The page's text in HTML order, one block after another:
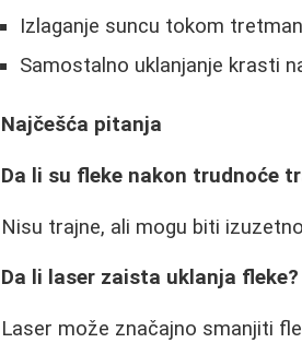
Izlaganje suncu tokom
Samostalno uklanjanje krasti
Najčešća pitanja
Da li su fleke nakon trudnoće
Nisu trajne, ali mogu biti
Da li laser zaista uklanja fleke?
Laser može značajno smanjiti